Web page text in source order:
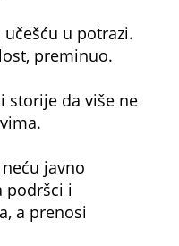
u potrazi.
preminuo.
storije da više ne
javno
podršci i
a prenosi